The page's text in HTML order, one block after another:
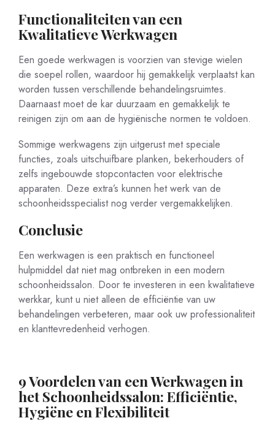
Functionaliteiten van een
Kwalitatieve Werkwagen
Een goede werkwagen is voorzien van stevige wielen
die soepel rollen, waardoor hij gemakkelijk verplaatst kan
worden tussen verschillende behandelingsruimtes.
Daarnaast moet de kar duurzaam en gemakkelijk te
reinigen zijn om aan de hygiënische normen te voldoen.
Sommige werkwagens zijn uitgerust met speciale
functies, zoals uitschuifbare planken, bekerhouders of
zelfs ingebouwde stopcontacten voor elektrische
apparaten. Deze extra’s kunnen het werk van de
schoonheidsspecialist nog verder vergemakkelijken.
Conclusie
Een werkwagen is een praktisch en functioneel
hulpmiddel dat niet mag ontbreken in een modern
schoonheidssalon. Door te investeren in een kwalitatieve
werkkar, kunt u niet alleen de efficiëntie van uw
behandelingen verbeteren, maar ook uw professionaliteit
en klanttevredenheid verhogen.
9 Voordelen van een Werkwagen in
het Schoonheidssalon: Efficiëntie,
Hygiëne en Flexibiliteit